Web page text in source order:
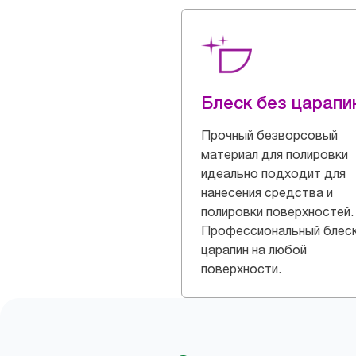
Блеск без
Прочный безворсовый
материал для полировки
идеально подходит для
нанесения средства и
полировки поверхностей.
Профессиональный
царапин на любой
поверхности.